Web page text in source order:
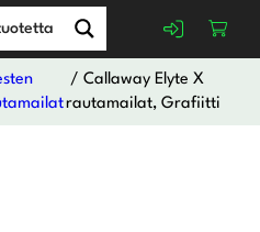
/ Callaway Elyte X
rautamailat, Grafiitti